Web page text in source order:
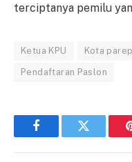
terciptanya pemilu
Ketua KPU Kota
Pendaftaran Paslon
FacebookTwitter